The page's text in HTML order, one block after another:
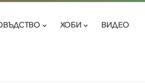
ХОБИ ВИДЕО